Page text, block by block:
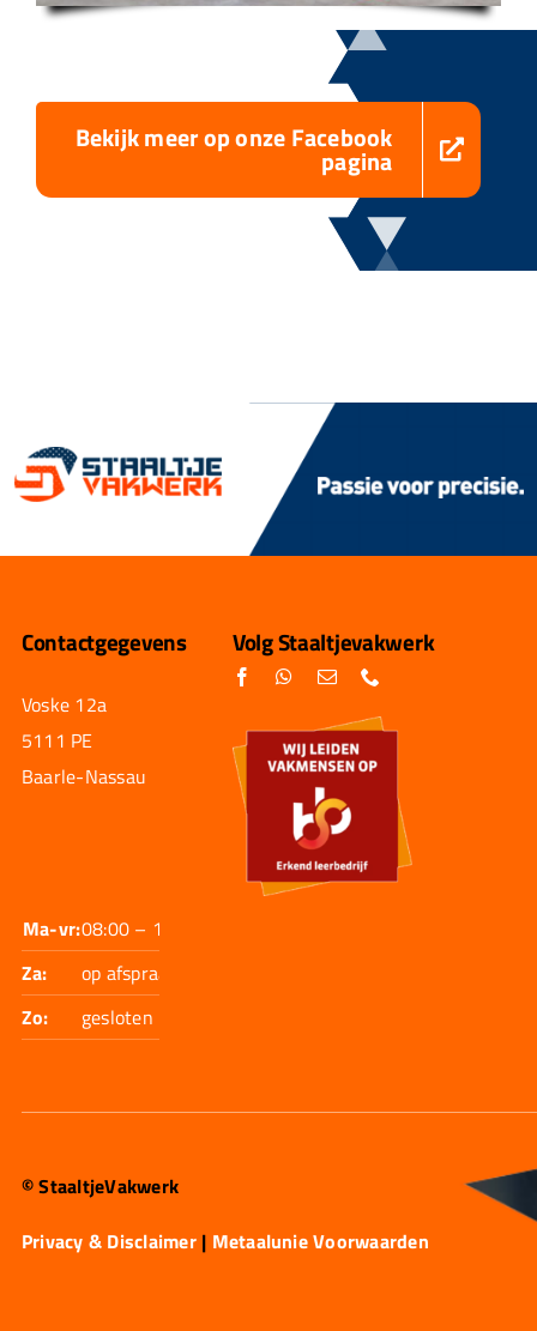
Bekijk meer op onze Facebook
pagina
Contactgegevens
Voske 12a
5111 PE
Baarle-Nassau
Ma-vr:08:00 – 17:30
Za:
op afspraak
Zo:
gesloten
Volg Staaltjevakwerk
© StaaltjeVakwerk
Privacy & Disclaimer| Metaalunie Voorwaarden